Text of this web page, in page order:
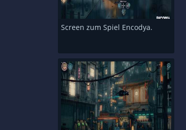
Screen zum Spiel Encodya.